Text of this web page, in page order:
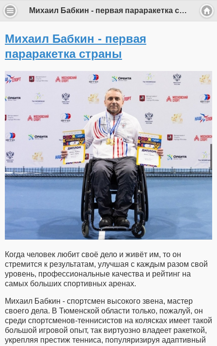
Михаил Бабкин - первая параракетка страны
Михаил Бабкин - первая
параракетка страны
Когда человек любит своё дело и живёт им, то он
стремится к результатам, улучшая с каждым разом свой
уровень, профессиональные качества и рейтинг на
самых больших спортивных аренах.
Михаил Бабкин - спортсмен высокого звена, мастер
своего дела. В Тюменской области только, пожалуй, он
среди спортсменов-теннисистов на колясках имеет такой
большой игровой опыт, так виртуозно владеет ракеткой,
укрепляя престиж тенниса, популяризируя адаптивный